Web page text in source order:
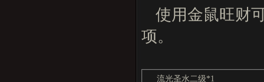
使用金鼠旺财
项。
流光圣水二级*1